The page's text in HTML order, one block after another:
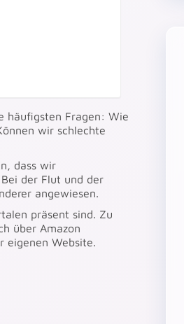
häufigsten Fragen: Wie
wir schlechte
dass wir
der Flut und der
angewiesen.
präsent sind. Zu
über Amazon
eigenen Website.